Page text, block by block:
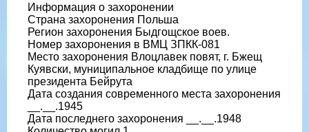
Информация о захоронении
Страна захоронения Польша
Регион захоронения Быдгощское воев.
Номер захоронения в ВМЦ ЗПКК-081
Место захоронения Влоцлавек повят, г. Бжещ
Куявски, муниципальное кладбище по улице
президента Бейрута
Дата создания современного места захоронения
__.__.1945
Дата последнего захоронения __.__.1948